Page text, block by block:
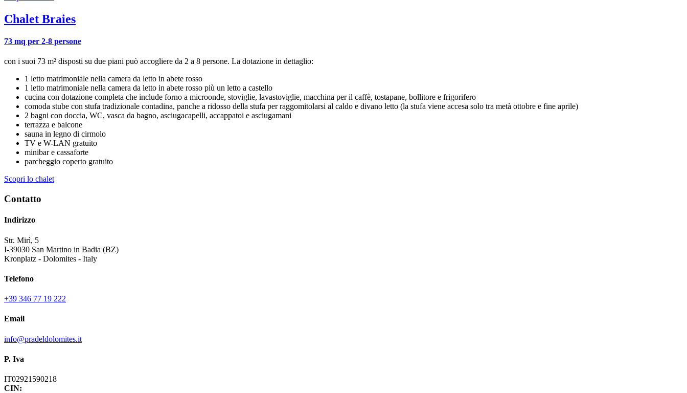
Chalet Braies
73 mq per 2-8 persone
con i suoi 73 m² disposti su due piani può accogliere da 2 a 8 persone. La dotazione in dettaglio:
1 letto matrimoniale nella camera da letto in abete rosso
1 letto matrimoniale nella camera da letto in abete rosso più un letto a castello
cucina con dotazione completa che include forno a microonde, stoviglie, lavastoviglie, macchina per il caffè, tostapane, bollitore e frigorifero
comoda stube con stufa tradizionale contadina, panche a ridosso della stufa per raggomitolarsi al caldo e divano letto (la stufa viene accesa solo tra metà ottobre e fine aprile)
2 bagni con doccia, WC, vasca da bagno, asciugacapelli, accappatoi e asciugamani
terrazza e balcone
sauna in legno di cirmolo
TV e W-LAN gratuito
minibar e cassaforte
parcheggio coperto gratuito
Scopri lo chalet
Contatto
Indirizzo
Str. Mirì, 5
I-39030 San Martino in Badia (BZ)
Kronplatz - Dolomites - Italy
Telefono
+39 346 77 19 222
Email
info@pradeldolomites.it
P. Iva
IT02921590218
CIN: